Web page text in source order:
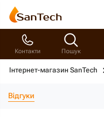
Контакти Пошук
Інтернет-магазин SanTech
Відгуки